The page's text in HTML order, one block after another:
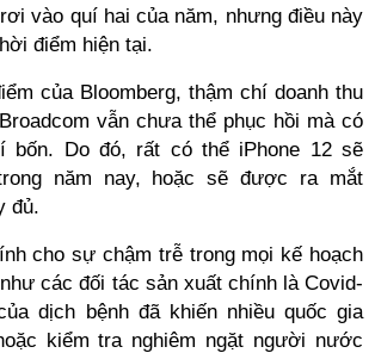
vào quí hai của năm, nhưng điều này
điểm hiện tại.
của Bloomberg, thậm chí doanh thu
vẫn chưa thể phục hồi mà có
bốn. Do đó, rất có thể iPhone 12 sẽ
năm nay, hoặc sẽ được ra mắt
đủ.
cho sự chậm trễ trong mọi kế hoạch
các đối tác sản xuất chính là Covid-
dịch bệnh đã khiến nhiều quốc gia
kiểm tra nghiêm ngặt người nước